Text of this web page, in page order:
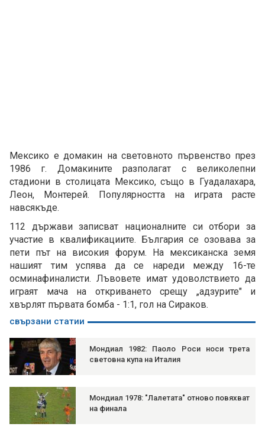
Мексико е домакин на световното първенство през
1986 г. Домакините разполагат с великолепни
стадиони в столицата Мексико, също в Гуадалахара,
Леон, Монтерей. Популярността на играта расте
навсякъде.
112 държави записват националните си отбори за
участие в квалифика­циите. България се озовава за
пети път на високия форум. На мексиканска земя
нашият тим успява да се нареди между 16-те
осминафиналисти. Лъвовете имат удоволствието да
играят мача на от­криването срещу „адзурите" и
хвърлят първата бомба - 1:1, гол на Сираков.
свързани статии
Мондиал 1982: Паоло Роси носи трета
световна купа на Италия
Мондиал 1978: "Лалетата" отново повяхват
на финала